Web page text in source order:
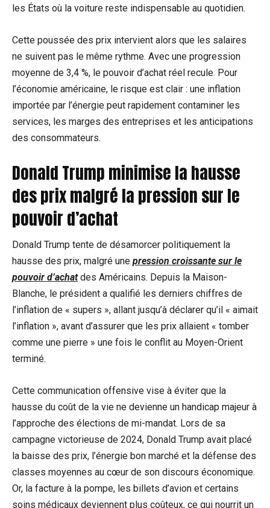
les États où la voiture reste indispensable au quotidien.
Cette poussée des prix intervient alors que les salaires
ne suivent pas le même rythme. Avec une progression
moyenne de 3,4 %, le pouvoir d’achat réel recule. Pour
l’économie américaine, le risque est clair : une inflation
importée par l’énergie peut rapidement contaminer les
services, les marges des entreprises et les anticipations
des consommateurs.
Donald Trump minimise la hausse
des prix malgré la pression sur le
pouvoir d’achat
Donald Trump tente de désamorcer politiquement la
hausse des prix, malgré une pression croissante sur le
pouvoir d’achatdes Américains. Depuis la Maison-
Blanche, le président a qualifié les derniers chiffres de
l’inflation de « supers », allant jusqu’à déclarer qu’il « aimait
l’inflation », avant d’assurer que les prix allaient « tomber
comme une pierre » une fois le conflit au Moyen-Orient
terminé.
Cette communication offensive vise à éviter que la
hausse du coût de la vie ne devienne un handicap majeur à
l’approche des élections de mi-mandat. Lors de sa
campagne victorieuse de 2024, Donald Trump avait placé
la baisse des prix, l’énergie bon marché et la défense des
classes moyennes au cœur de son discours économique.
Or, la facture à la pompe, les billets d’avion et certains
soins médicaux deviennent plus coûteux, ce qui nourrit un